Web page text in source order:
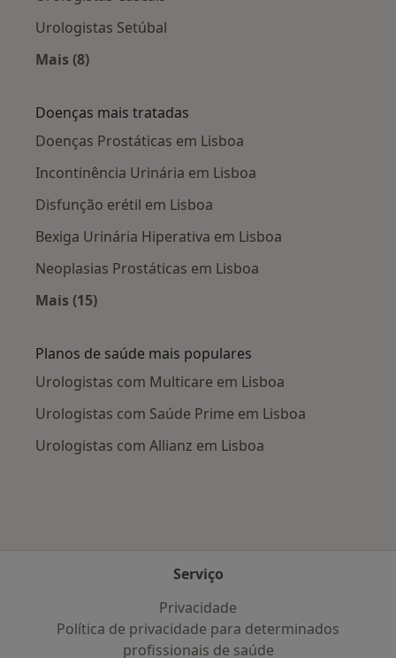
Urologistas Setúbal
Mais (8)
Doenças mais tratadas
Doenças Prostáticas em Lisboa
Incontinência Urinária em Lisboa
Disfunção erétil em Lisboa
Bexiga Urinária Hiperativa em Lisboa
Neoplasias Prostáticas em Lisboa
Mais (15)
Planos de saúde mais populares
Urologistas com Multicare em Lisboa
Urologistas com Saúde Prime em Lisboa
Urologistas com Allianz em Lisboa
Serviço
Privacidade
Política de privacidade para determinados
profissionais de saúde